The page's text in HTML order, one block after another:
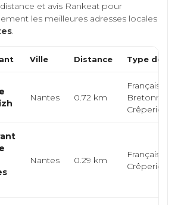
et avis Rankeat pour
les meilleures adresses locales
.
Ville Distance Type de
Nantes 0.72 km
Française,
Bretonne,
Crêperie
Nantes 0.29 km
Française,
Crêperie